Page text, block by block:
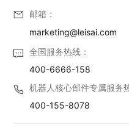
邮箱：
marketing@leisai.com
全国服务热线：
400-6666-158
机器人核心部件专属服务
400-155-8078